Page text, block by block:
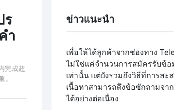
ร
ำ
完成超
。
ข่าวแนะนำ
เพื่อให้ได้ลูกค้าจากช่องทาง
ไม่ใช่แค่จำนวนการสมัครรับข้อ
เท่านั้น แต่ยังรวมถึงวิธีที่การสะ
เนื้อหาสามารถดึงข้อซักถามจา
ได้อย่างต่อเนื่อง